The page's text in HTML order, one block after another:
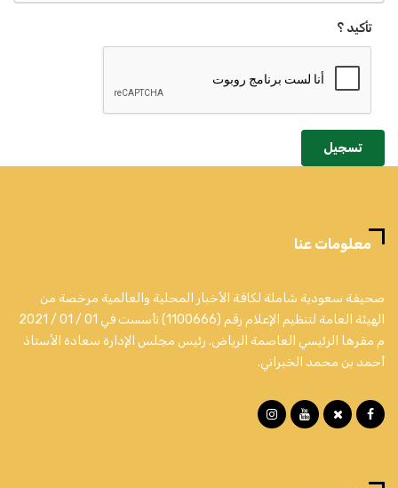
تأكيد ؟
تسجيل
معلومات عنا
صحيفة سعودية شاملة لكافة الأخبار المحلية والعالمية مرخصة من
الهيئة العامة لتنظيم الإعلام رقم (1100666) تأسست في 01 / 01 / 2021
م مقرها الرئيسي العاصمة الرياض. رئيس مجلس الإدارة سعادة الأستاذ
أحمد بن محمد الخبراني.